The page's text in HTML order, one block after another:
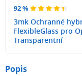
92 %
3mk Ochranné
FlexibleGlass pro
Transparentní
Popis